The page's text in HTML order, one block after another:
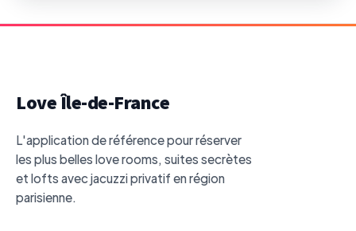
Love Île-de-France
L'application de référence pour réserver
les plus belles love rooms, suites secrètes
et lofts avec jacuzzi privatif en région
parisienne.